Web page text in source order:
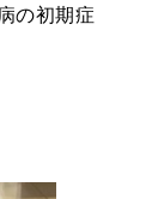
の初期症